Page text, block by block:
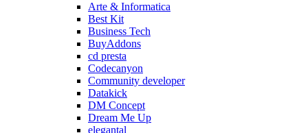
Arte & Informatica
Best Kit
Business Tech
BuyAddons
cd presta
Codecanyon
Community developer
Datakick
DM Concept
Dream Me Up
elegantal